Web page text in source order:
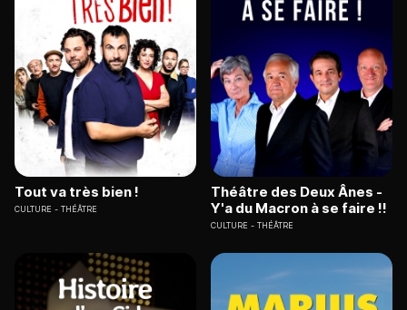
Tout va très bien !
CULTURE THÉÂTRE
Théâtre des Deux Ânes -
Y'a du Macron à se faire !!
CULTURE THÉÂTRE